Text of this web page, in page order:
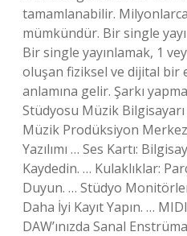
tamamlanabilir.
mümkündür. Bir single
Bir single yayınlamak, 1
oluşan fiziksel ve dijital bir
anlamına gelir. Şarkı
Stüdyosu Müzik
Müzik Prodüksiyon
Yazılımı … Ses Kartı:
Kaydedin. … Kulaklıklar:
Duyun. … Stüdyo
Daha İyi Kayıt Yapın. …
DAW’ınızda Sanal